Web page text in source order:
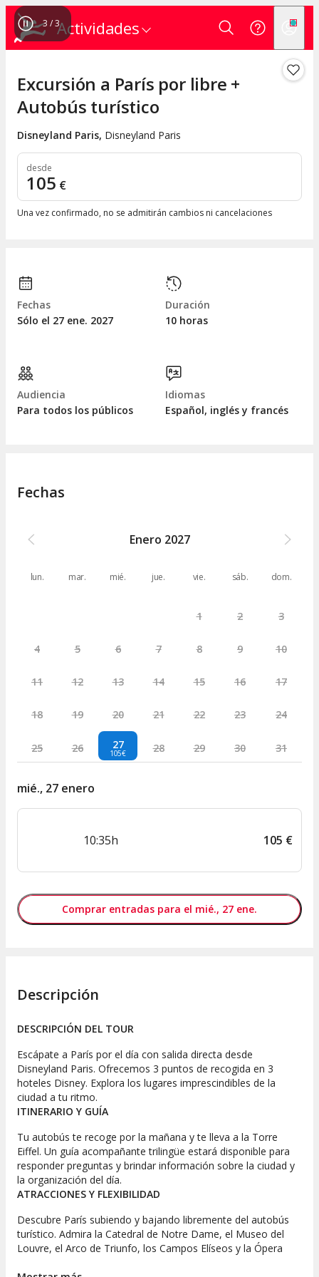
Actividades
1 /3
Excursión a París por libre +
Autobús turístico
Disneyland Paris, Disneyland Paris
desde
105 €
Una vez confirmado, no se admitirán cambios ni cancelaciones
Fechas
Sólo el 27 ene. 2027
Duración
10 horas
Audiencia
Para todos los públicos
Idiomas
Español, inglés y francés
Fechas
Enero 2027
lun. mar. mié. jue. vie. sáb. dom.
1 2 3
4 5 6 7 8 9 10
11 12 13 14 15 16 17
18 19 20 21 22 23 24
25 26 27
105€ 28 29 30 31
mié., 27 enero
10:35h 105 €
Comprar entradas para el mié., 27 ene.
Descripción
DESCRIPCIÓN DEL TOUR
Escápate a París por el día con salida directa desde
Disneyland Paris. Ofrecemos 3 puntos de recogida en 3
hoteles Disney. Explora los lugares imprescindibles de la
ciudad a tu ritmo.
ITINERARIO Y GUÍA
Tu autobús te recoge por la mañana y te lleva a la Torre
Eiffel. Un guía acompañante trilingüe estará disponible para
responder preguntas y brindar información sobre la ciudad y
la organización del día.
ATRACCIONES Y FLEXIBILIDAD
Descubre París subiendo y bajando libremente del autobús
turístico. Admira la Catedral de Notre Dame, el Museo del
Louvre, el Arco de Triunfo, los Campos Elíseos y la Ópera